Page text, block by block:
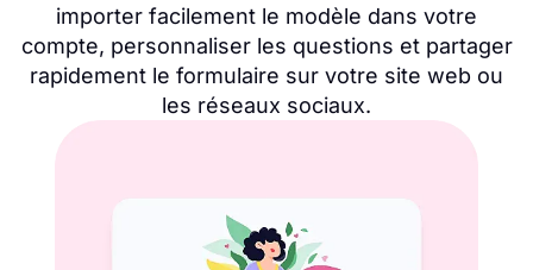
importer facilement le modèle dans votre
compte, personnaliser les questions et partager
rapidement le formulaire sur votre site web ou
les réseaux sociaux.